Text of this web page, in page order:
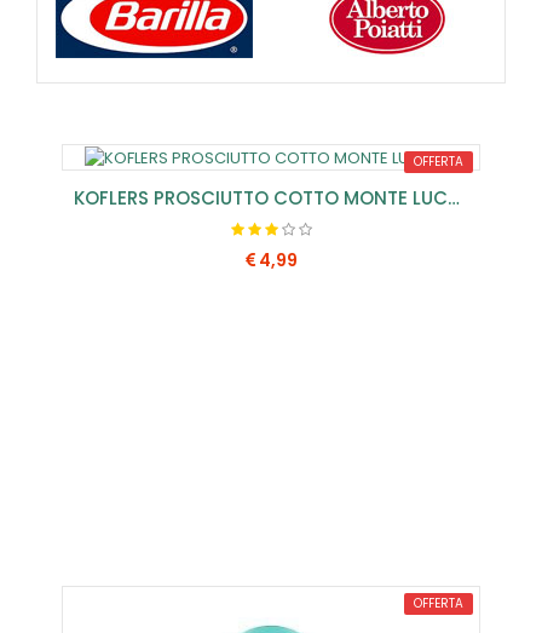
OFFERTA
KOFLERS PROSCIUTTO COTTO MONTE LUCO SV
4,99
OFFERTA